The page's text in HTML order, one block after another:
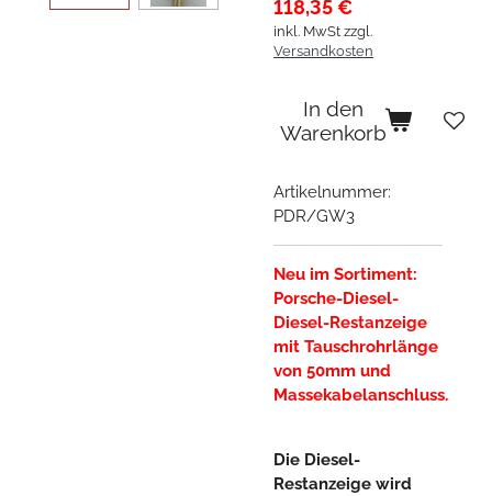
118,35 €
inkl. MwSt zzgl.
Versandkosten
In den
Warenkorb
Artikelnummer:
PDR/GW3
Neu im Sortiment:
Porsche-Diesel-
Diesel-Restanzeige
mit Tauschrohrlänge
von 50mm und
Massekabelanschluss.
Die Diesel-
Restanzeige wird